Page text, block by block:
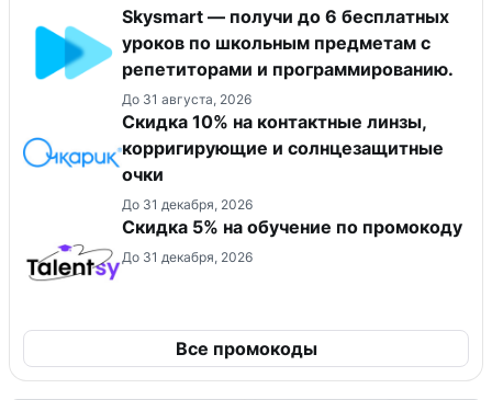
Skysmart — получи до 6 бесплатных
уроков по школьным предметам с
репетиторами и программированию.
До 31 августа, 2026
Скидка 10% на контактные линзы,
корригирующие и солнцезащитные
очки
До 31 декабря, 2026
Скидка 5% на обучение по промокоду
До 31 декабря, 2026
Все промокоды